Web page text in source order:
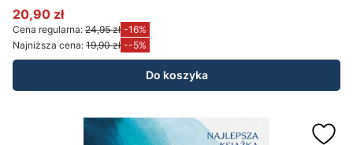
Cena promocyjna
20,90 zł
Cena regularna: 24,95 zł -16%
Najniższa cena: 19,90 zł --5%
Do koszyka